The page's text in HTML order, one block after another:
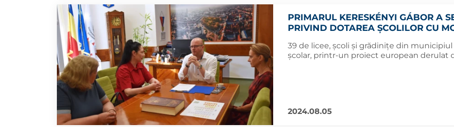
PRIMARUL KERESKÉNYI GÁBOR A
PRIVIND DOTAREA ȘCOLILOR CU
39 de licee, școli și grădinițe din
școlar, printr-un proiect european derulat
2024.08.05